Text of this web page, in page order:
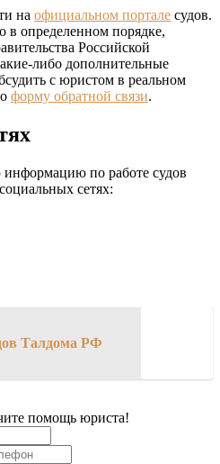
на официальном портале судов.
в определенном порядке,
Российской
либо дополнительные
с юристом в реальном
форму обратной связи.
по работе судов
сетях:
Талдома РФ
помощь юриста!